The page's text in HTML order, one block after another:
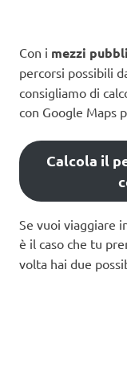
Con i mezzi
percorsi possibili
consigliamo di
con Google Maps
Calcola il
Se vuoi viaggiare
è il caso che tu
volta hai due